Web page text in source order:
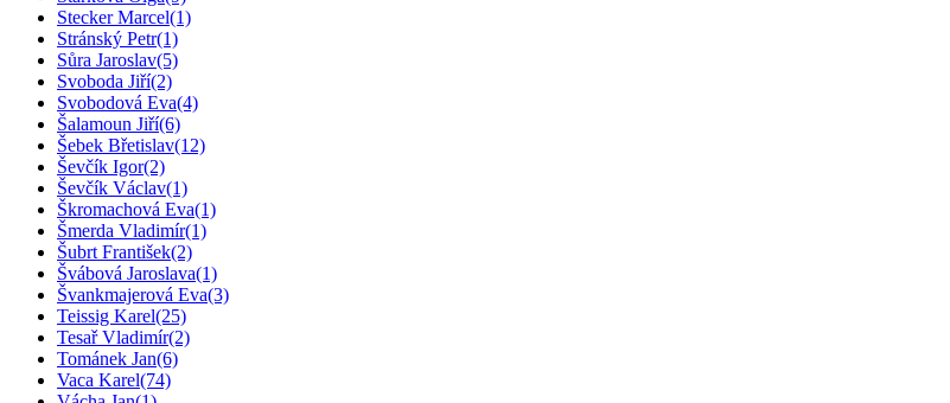
Stecker Marcel(1)
Stránský Petr(1)
Sůra Jaroslav(5)
Svoboda Jiří(2)
Svobodová Eva(4)
Šalamoun Jiří(6)
Šebek Břetislav(12)
Ševčík Igor(2)
Ševčík Václav(1)
Škromachová Eva(1)
Šmerda Vladimír(1)
Šubrt František(2)
Švábová Jaroslava(1)
Švankmajerová Eva(3)
Teissig Karel(25)
Tesař Vladimír(2)
Tománek Jan(6)
Vaca Karel(74)